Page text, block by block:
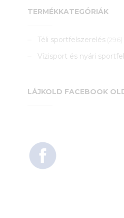
TERMÉKKATEGÓRIÁK
Téli sportfelszerelés (296)
Vízisport és nyári
LÁJKOLD FACEBOOK